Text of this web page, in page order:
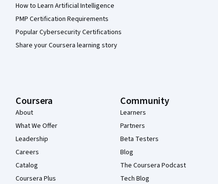
How to Learn Artificial Intelligence
PMP Certification Requirements
Popular Cybersecurity Certifications
Share your Coursera learning story
Coursera
About
What We Offer
Leadership
Careers
Catalog
Coursera Plus
Community
Learners
Partners
Beta Testers
Blog
The Coursera Podcast
Tech Blog